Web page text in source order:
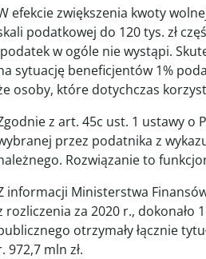
efekcie zwiększenia kwoty
podatkowej do 120 tys. zł
podatek w ogóle nie wystąpi.
sytuację beneficjentów 1%
osoby, które dotychczas
z art. 45c ust. 1 ustawy o
przez podatnika z
Rozwiązanie to
informacji Ministerstwa
rozliczenia za 2020 r., dokonało
otrzymały łącznie
972,7 mln zł.